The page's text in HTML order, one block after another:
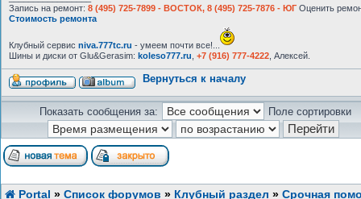
Запись на ремонт: 8 (495) 725-7899 - ВОСТОК, 8 (495) 725-7876 - ЮГ Оценить
Стоимость ремонта
Клубный сервис niva.777tc.ru - умеем почти все!...
Шины и диски от Glu&Gerasim: koleso777.ru +7 (916) 777-4222 , Алексей.
Вернуться к началу
Показать сообщения за: Поле сортировки
Portal » Список форумов » Клубный раздел » Срочная